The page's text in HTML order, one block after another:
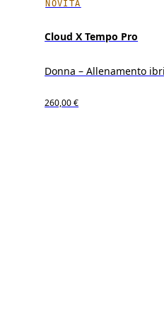
NOVITÀ
Cloud X Tempo Pro
Donna – Allenamento
260,00 €